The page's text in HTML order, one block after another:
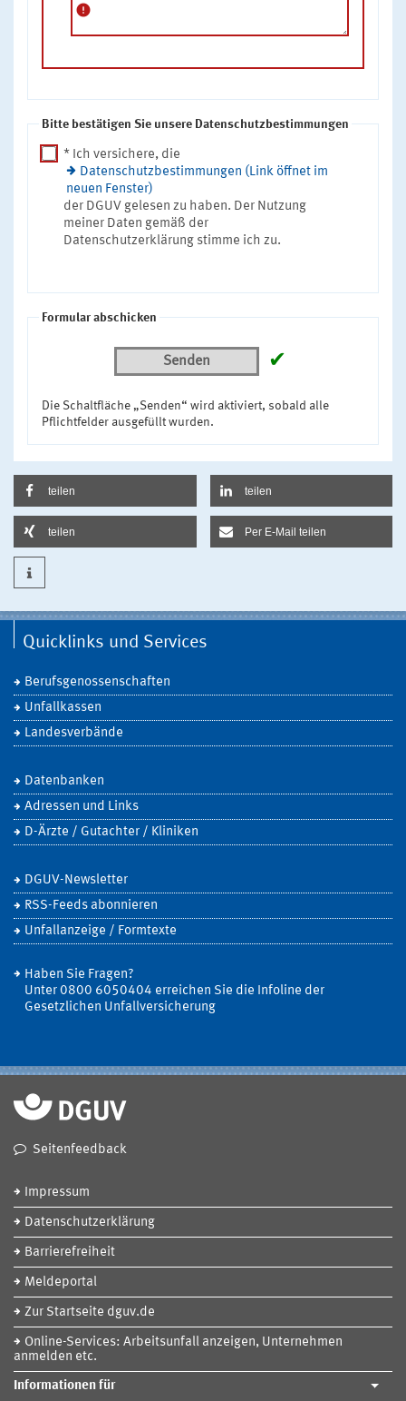
error
Bitte bestätigen Sie unsere Datenschutzbestimmungen
* Ich versichere, die
Datenschutzbestimmungen (Link öffnet im
neuen Fenster)
der DGUV gelesen zu haben. Der Nutzung
meiner Daten gemäß der
Datenschutzerklärung stimme ich zu.
Formular abschicken
Senden ✔
Die Schaltfläche „Senden“ wird aktiviert, sobald alle
Pflichtfelder ausgefüllt wurden.
teilen teilen
teilen Per E-Mail teilen
Quicklinks und Services
Berufsgenossenschaften
Unfallkassen
Landesverbände
Datenbanken
Adressen und Links
D-Ärzte / Gutachter / Kliniken
DGUV-Newsletter
RSS-Feeds abonnieren
Unfallanzeige / Formtexte
Haben Sie Fragen?
Unter 0800 6050404 erreichen Sie die Infoline der
Gesetzlichen Unfallversicherung
Seitenfeedback
Impressum
Datenschutzerklärung
Barrierefreiheit
Meldeportal
Zur Startseite dguv.de
Online-Services: Arbeitsunfall anzeigen, Unternehmen
anmelden etc.
Informationen für